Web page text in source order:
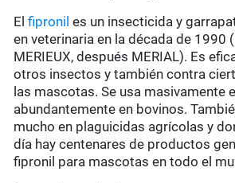
Elfipronil es un insecticida y
en veterinaria en la década de 1990
MERIEUX, después MERIAL). Es
otros insectos y también contra
las mascotas. Se usa masivamente
abundantemente en bovinos.
mucho en plaguicidas agrícolas y
día hay centenares de productos
fipronil para mascotas en todo el